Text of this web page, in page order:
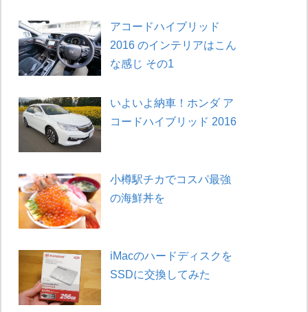
アコードハイブリッド
2016 のインテリアはこん
な感じ その1
いよいよ納車！ホンダ ア
コードハイブリッド 2016
小樽駅チカでコスパ最強
の海鮮丼を
iMacのハードディスクを
SSDに交換してみた